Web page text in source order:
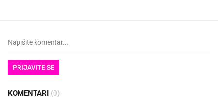
PRIJAVITE SE
KOMENTARI (0)